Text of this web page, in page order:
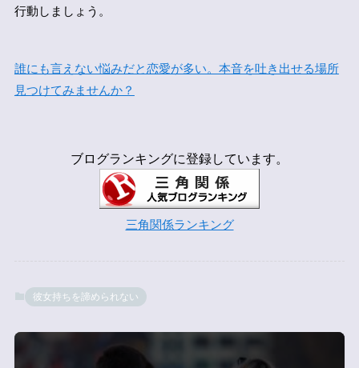
行動しましょう。
誰にも言えない悩みだと恋愛が多い。本音を吐き出せる場所
見つけてみませんか？
ブログランキングに登録しています。
三角関係ランキング
彼女持ちを諦められない